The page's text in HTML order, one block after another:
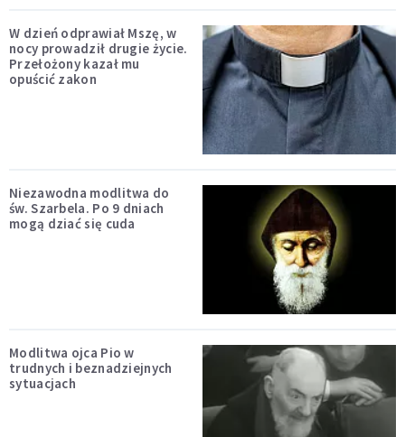
W dzień odprawiał Mszę, w
nocy prowadził drugie życie.
Przełożony kazał mu
opuścić zakon
Niezawodna modlitwa do
św. Szarbela. Po 9 dniach
mogą dziać się cuda
Modlitwa ojca Pio w
trudnych i beznadziejnych
sytuacjach